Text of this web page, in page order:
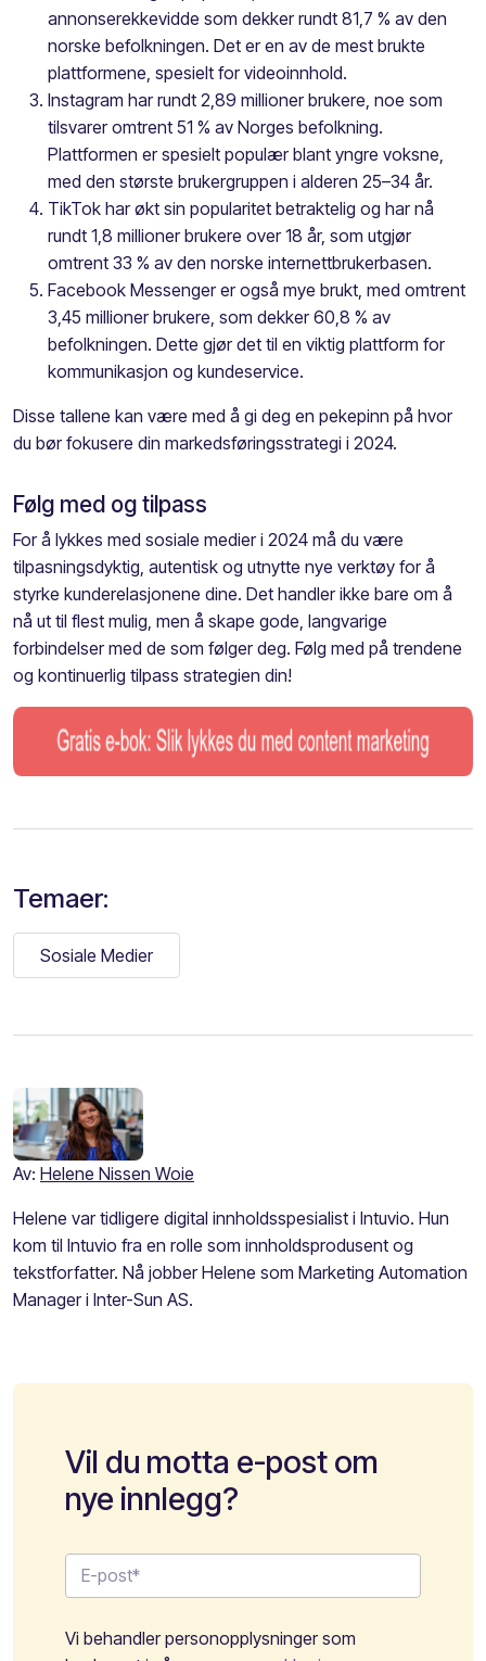
annonserekkevidde som dekker rundt 81,7 % av den
norske befolkningen. Det er en av de mest brukte
plattformene, spesielt for videoinnhold.
Instagram har rundt 2,89 millioner brukere, noe som
tilsvarer omtrent 51 % av Norges befolkning.
Plattformen er spesielt populær blant yngre voksne,
med den største brukergruppen i alderen 25–34 år.
TikTok har økt sin popularitet betraktelig og har nå
rundt 1,8 millioner brukere over 18 år, som utgjør
omtrent 33 % av den norske internettbrukerbasen.
Facebook Messenger er også mye brukt, med omtrent
3,45 millioner brukere, som dekker 60,8 % av
befolkningen. Dette gjør det til en viktig plattform for
kommunikasjon og kundeservice.
Disse tallene kan være med å gi deg en pekepinn på hvor
du bør fokusere din markedsføringsstrategi i 2024.
Følg med og tilpass
For å lykkes med sosiale medier i 2024 må du være
tilpasningsdyktig, autentisk og utnytte nye verktøy for å
styrke kunderelasjonene dine. Det handler ikke bare om å
nå ut til flest mulig, men å skape gode, langvarige
forbindelser med de som følger deg. Følg med på trendene
og kontinuerlig tilpass strategien din!
Temaer:
Sosiale Medier
Av: Helene Nissen Woie
Helene var tidligere digital innholdsspesialist i Intuvio. Hun
kom til Intuvio fra en rolle som innholdsprodusent og
tekstforfatter. Nå jobber Helene som Marketing Automation
Manager i Inter-Sun AS.
Vil du motta e-post om
nye innlegg?
Vi behandler personopplysninger som